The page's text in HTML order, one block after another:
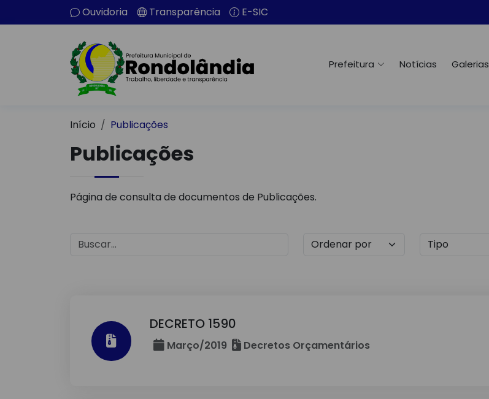
Ouvidoria Transparência E-SIC
Prefeitura Notícias Galerias
Início Publicações
Publicações
Página de consulta de documentos de Publicações.
DECRETO 1590
Março/2019 Decretos Orçamentários